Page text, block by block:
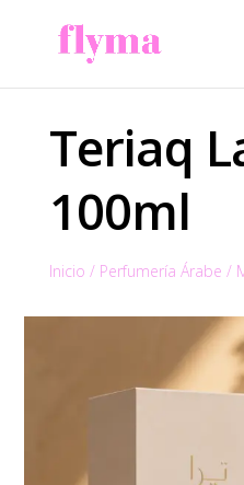
Teriaq
100ml
Inicio / Perfumería Árabe /